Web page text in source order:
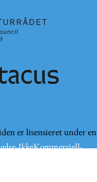
er lisensieret under en
IkkeKommersiell-